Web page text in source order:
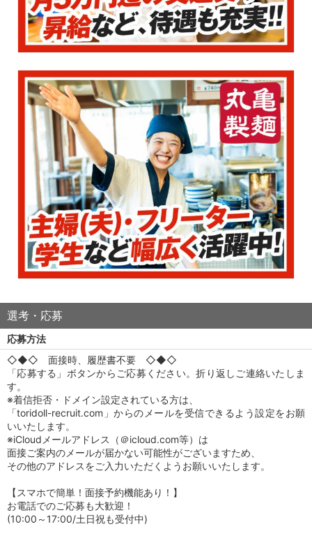
選考・応募
応募方法
◇◆◇ 面接時、履歴書不要 ◇◆◇
「応募する」ボタンからご応募ください。折り返しご連絡いたしま
す。
※着信拒否・ドメイン設定されている方は、
「toridoll-recruit.com」からのメールを受信できるよう設定をお願
いいたします。
※iCloudメールアドレス（＠icloud.com等）は
面接ご案内のメールが届かない可能性がございますため、
その他のアドレスをご入力いただくようお願いいたします。
【スマホで簡単！面接予約機能あり！】
お電話でのご応募も大歓迎！
(10:00～17:00/土日祝も受付中)